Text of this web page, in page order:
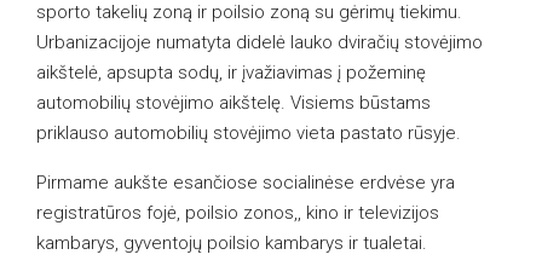
sporto takelių zoną ir poilsio zoną su gėrimų tiekimu.
Urbanizacijoje numatyta didelė lauko dviračių stovėjimo
aikštelė, apsupta sodų, ir įvažiavimas į požeminę
automobilių stovėjimo aikštelę. Visiems būstams
priklauso automobilių stovėjimo vieta pastato rūsyje.
Pirmame aukšte esančiose socialinėse erdvėse yra
registratūros fojė, poilsio zonos,, kino ir televizijos
kambarys, gyventojų poilsio kambarys ir tualetai.